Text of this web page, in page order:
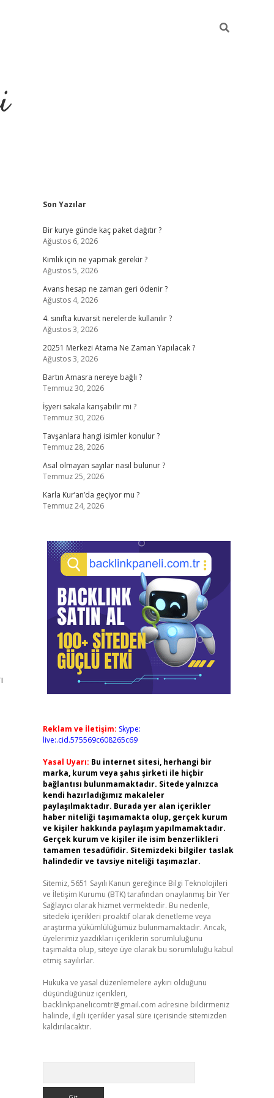
Sidebar
Son Yazılar
Bir kurye günde kaç paket dağıtır ?
Ağustos 6, 2026
Kimlik için ne yapmak gerekir ?
Ağustos 5, 2026
Avans hesap ne zaman geri ödenir ?
Ağustos 4, 2026
4. sınıfta kuvarsit nerelerde kullanılır ?
Ağustos 3, 2026
20251 Merkezi Atama Ne Zaman Yapılacak ?
Ağustos 3, 2026
Bartın Amasra nereye bağlı ?
Temmuz 30, 2026
İşyeri sakala karışabilir mi ?
Temmuz 30, 2026
Tavşanlara hangi isimler konulur ?
Temmuz 28, 2026
Asal olmayan sayılar nasıl bulunur ?
Temmuz 25, 2026
Karla Kur’an’da geçiyor mu ?
Temmuz 24, 2026
Reklam ve İletişim: Skype:
live:.cid.575569c608265c69
Yasal Uyarı: Bu internet sitesi, herhangi bir
marka, kurum veya şahıs şirketi ile hiçbir
bağlantısı bulunmamaktadır. Sitede yalnızca
kendi hazırladığımız makaleler
paylaşılmaktadır. Burada yer alan içerikler
haber niteliği taşımamakta olup, gerçek kurum
ve kişiler hakkında paylaşım yapılmamaktadır.
Gerçek kurum ve kişiler ile isim benzerlikleri
tamamen tesadüfidir. Sitemizdeki bilgiler taslak
halindedir ve tavsiye niteliği taşımazlar.
Sitemiz, 5651 Sayılı Kanun gereğince Bilgi Teknolojileri
ve İletişim Kurumu (BTK) tarafından onaylanmış bir Yer
Sağlayıcı olarak hizmet vermektedir. Bu nedenle,
sitedeki içerikleri proaktif olarak denetleme veya
araştırma yükümlülüğümüz bulunmamaktadır. Ancak,
üyelerimiz yazdıkları içeriklerin sorumluluğunu
taşımakta olup, siteye üye olarak bu sorumluluğu kabul
etmiş sayılırlar.
Hukuka ve yasal düzenlemelere aykırı olduğunu
düşündüğünüz içerikleri,
backlinkpanelicomtr@gmail.com adresine bildirmeniz
halinde, ilgili içerikler yasal süre içerisinde sitemizden
kaldırılacaktır.